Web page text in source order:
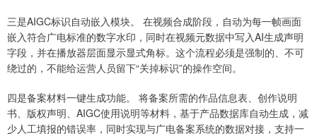
三是AIGC标识自动嵌入模块。 在视频合成阶段，自动为每一帧画面
嵌入符合广电标准的数字水印，同时在视频元数据中写入AI生成声明
字段，并在播放器层面显示显式角标。这个流程必须是强制的、不可
绕过的，不能给运营人员留下“关掉标识”的操作空间。
四是备案材料一键生成功能。 将备案所需的作品信息表、创作说明
书、版权声明、AIGC使用说明等材料，基于产品数据库自动生成，减
少人工填报的错误率，同时实现与广电备案系统的数据对接，支持一